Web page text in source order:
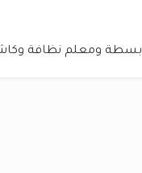
ومعلم نظافة